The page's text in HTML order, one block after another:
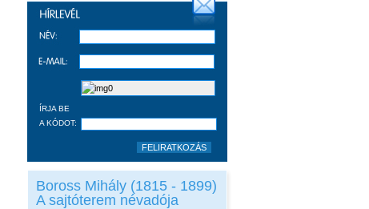
ÍRJA BE
A KÓDOT:
Boross Mihály (1815 - 1899)
A sajtóterem névadója